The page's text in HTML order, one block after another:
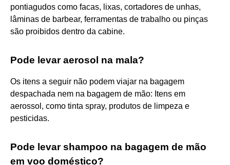
pontiagudos como facas, lixas, cortadores de unhas,
lâminas de barbear, ferramentas de trabalho ou pinças
são proibidos dentro da cabine.
Pode levar aerosol na mala?
Os itens a seguir não podem viajar na bagagem
despachada nem na bagagem de mão: Itens em
aerossol, como tinta spray, produtos de limpeza e
pesticidas.
Pode levar shampoo na bagagem de mão
em voo doméstico?